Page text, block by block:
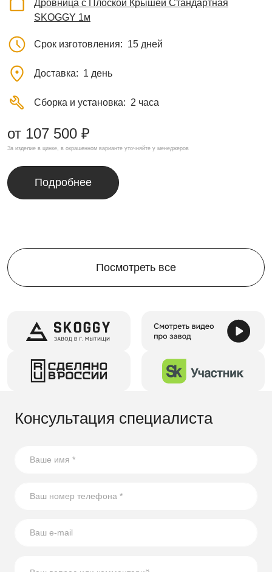
Дровница с Плоской Крышей Стандартная
SKOGGY 1м
Срок изготовления 15 дней
Доставка 1 день
Сборка и установка 2 часа
от 107 500 ₽
За изделие в цинке, в окрашенном варианте уточняйте у менеджеров
Подробнее
Посмотреть все
Консультация специалиста